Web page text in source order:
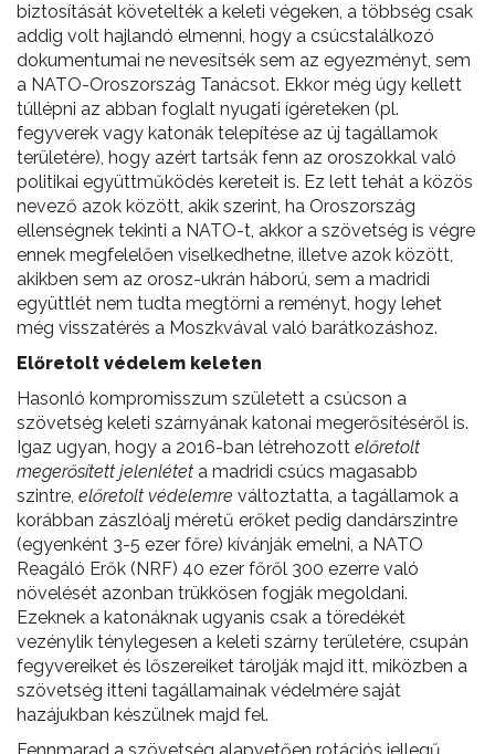
biztosítását követelték a keleti végeken, a többség csak
addig volt hajlandó el­menni, hogy a csúcstalálkozó
dokumentumai ne nevesítsék sem az egyezményt, sem
a NATO-Oroszország Tanácsot. Ekkor még úgy kellett
túllépni az abban foglalt nyugati ígéreteken (pl.
fegyverek vagy katonák te­lepítése az új tagállamok
területére), hogy azért tartsák fenn az oroszokkal való
politikai együttműködés kereteit is. Ez lett tehát a közös
nevező azok között, akik szerint, ha Oroszország
ellenségnek tekinti a NATO-t, akkor a szövetség is végre
ennek megfelelően viselkedhetne, illetve azok között,
akikben sem az orosz-ukrán háború, sem a madridi
együttlét nem tudta megtörni a reményt, hogy lehet
még visszatérés a Moszkvával való barátkozáshoz.
Előretolt védelem keleten
Hasonló kompromisszum született a csúcson a
szövetség keleti szárnyának katonai megerősítéséről is.
Igaz ugyan, hogy a 2016-ban létrehozott előretolt
megerősített jelenlétet a madridi csúcs magasabb
szintre, előretolt védelemre változtatta, a tagállamok a
korábban zászlóalj méretű erőket pedig dandárszintre
(egyenként 3-5 ezer főre) kívánják emelni, a NATO
Reagáló Erők (NRF) 40 ezer főről 300 ezerre való
növelését azonban trükkösen fogják megoldani.
Ezeknek a katonáknak ugyanis csak a töredékét
vezénylik ténylegesen a keleti szárny területére, csupán
fegyvereiket és lőszereiket tárolják majd itt, miközben a
szövetség itteni tagállamainak védelmére saját
hazájukban készülnek majd fel.